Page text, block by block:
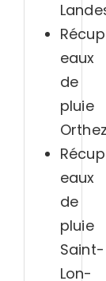
eaux
de
pluie
eaux
de
pluie
Saint-
Lon-